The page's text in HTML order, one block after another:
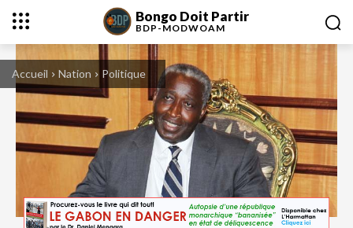
Bongo Doit Partir
BDP-MODWOAM
Accueil Nation Politique